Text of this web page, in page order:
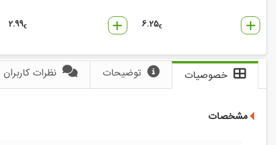
6.25€
2.99€
خصوصیات توضیحات نظرات کاربران
مشخصات